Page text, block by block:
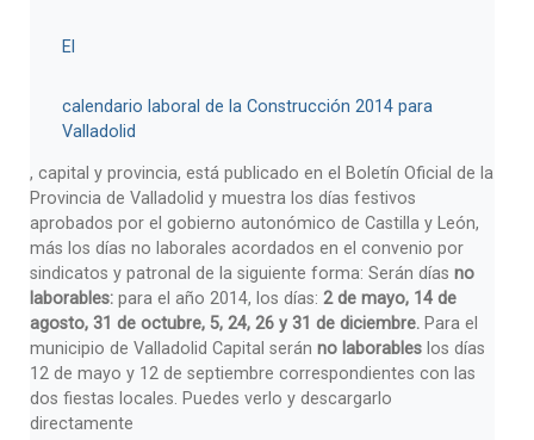
El
calendario laboral de la Construcción 2014 para
Valladolid
, capital y provincia, está publicado en el Boletín Oficial de la
Provincia de Valladolid y muestra los días festivos
aprobados por el gobierno autonómico de Castilla y León,
más los días no laborales acordados en el convenio por
sindicatos y patronal de la siguiente forma: Serán días no
laborables: para el año 2014, los días: 2 de mayo, 14 de
agosto, 31 de octubre, 5, 24, 26 y 31 de diciembre.Para el
municipio de Valladolid Capital serán no laborableslos días
12 de mayo y 12 de septiembre correspondientes con las
dos fiestas locales. Puedes verlo y descargarlo
directamente